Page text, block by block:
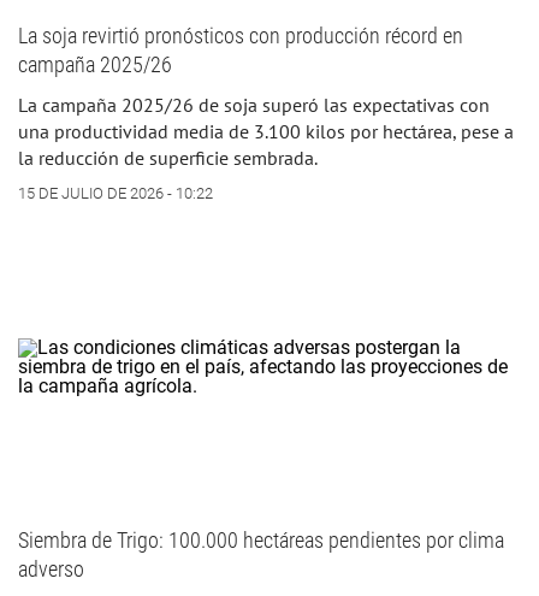
La soja revirtió pronósticos con producción récord en
campaña 2025/26
La campaña 2025/26 de soja superó las expectativas con
una productividad media de 3.100 kilos por hectárea, pese a
la reducción de superficie sembrada.
15 DE JULIO DE 2026 - 10:22
Siembra de Trigo: 100.000 hectáreas pendientes por clima
adverso